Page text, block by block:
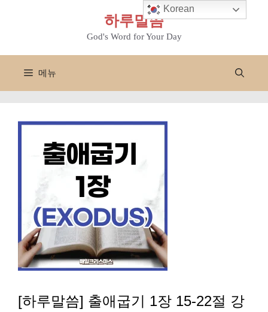
하루말씀
God's Word for Your Day
메뉴
[하루말씀] 출애굽기 1장 15-22절 강
Korean